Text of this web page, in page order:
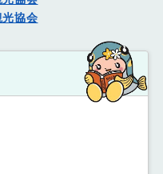
協会